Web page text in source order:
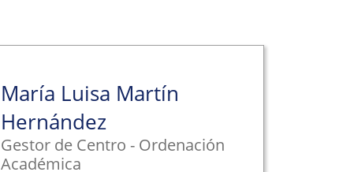
María Luisa Martín
Hernández
Gestor de Centro - Ordenación
Académica